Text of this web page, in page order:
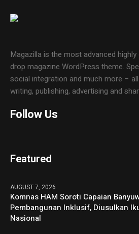
Magazilla is the most advanced
drop magazine WordPress theme.
social integration and much more –
writing, publishing, advertising and
Follow Us
Featured
AUGUST 7, 2026
Komnas HAM Soroti Capaian
Pembangunan Inklusif, Diusulkan
Nasional